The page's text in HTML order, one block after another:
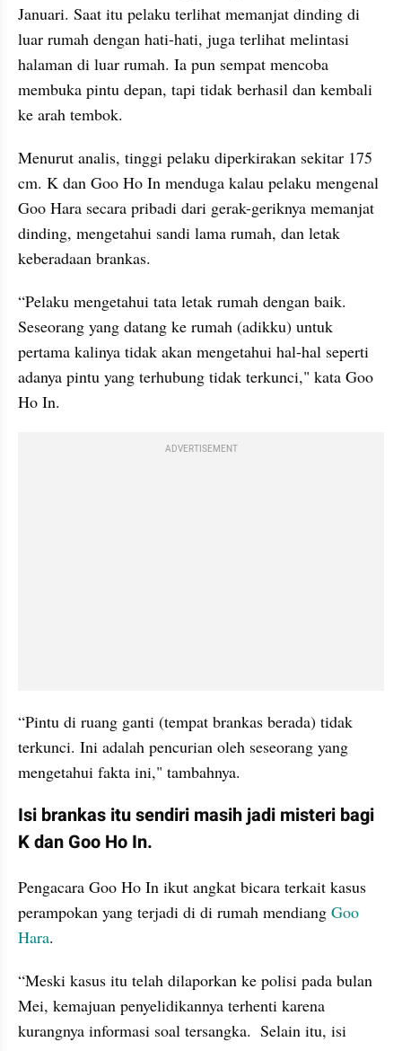
Januari. Saat itu pelaku terlihat memanjat dinding di
luar rumah dengan hati-hati, juga terlihat melintasi
halaman di luar rumah. Ia pun sempat mencoba
membuka pintu depan, tapi tidak berhasil dan kembali
ke arah tembok.
Menurut analis, tinggi pelaku diperkirakan sekitar 175
cm. K dan Goo Ho In menduga kalau pelaku mengenal
Goo Hara secara pribadi dari gerak-geriknya memanjat
dinding, mengetahui sandi lama rumah, dan letak
keberadaan brankas.
“Pelaku mengetahui tata letak rumah dengan baik.
Seseorang yang datang ke rumah (adikku) untuk
pertama kalinya tidak akan mengetahui hal-hal seperti
adanya pintu yang terhubung tidak terkunci," kata Goo
Ho In.
ADVERTISEMENT
“Pintu di ruang ganti (tempat brankas berada) tidak
terkunci. Ini adalah pencurian oleh seseorang yang
mengetahui fakta ini," tambahnya.
Isi brankas itu sendiri masih jadi misteri bagi
K dan Goo Ho In.
Pengacara Goo Ho In ikut angkat bicara terkait kasus
perampokan yang terjadi di di rumah mendiang Goo
Hara.
“Meski kasus itu telah dilaporkan ke polisi pada bulan
Mei, kemajuan penyelidikannya terhenti karena
kurangnya informasi soal tersangka.  Selain itu, isi